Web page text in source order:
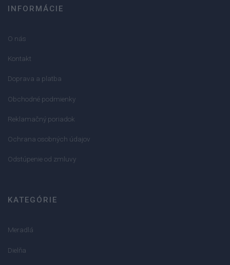
INFORMÁCIE
O nás
Kontakt
Doprava a platba
Obchodné podmienky
Reklamačný poriadok
Ochrana osobných údajov
Odstúpenie od zmluvy
KATEGÓRIE
Meradlá
Dielňa